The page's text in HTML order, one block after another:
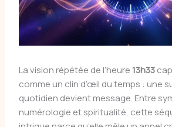
La vision répétée de l’heure 13h33
comme un clin d’œil du temps : une
quotidien devient message. Entre
numérologie et spiritualité, cette